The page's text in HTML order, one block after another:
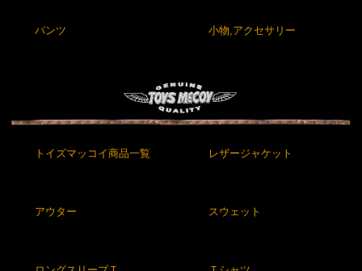
パンツ 小物,アクセサリー
トイズマッコイ商品一覧 レザージャケット
アウター スウェット